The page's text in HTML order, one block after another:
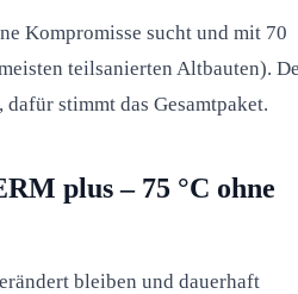
Kompromisse sucht und mit 70
teilsanierten Altbauten).
stimmt das Gesamtpaket.
plus – 75 °C ohne
bleiben und dauerhaft